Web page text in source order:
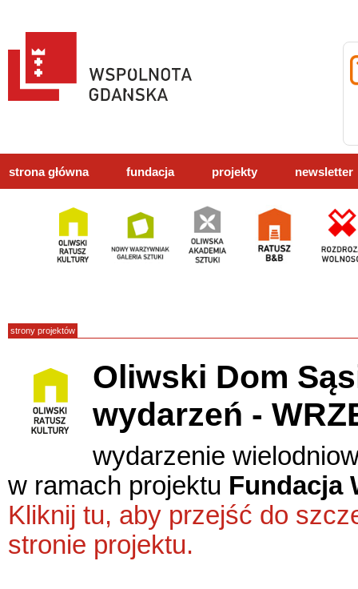
strona główna fundacja projekty newsletter
strony projektów
Oliwski Dom
wydarzeń -
wydarzenie
w ramach projektu Fundacja
Kliknij tu, aby przejść do
stronie projektu.